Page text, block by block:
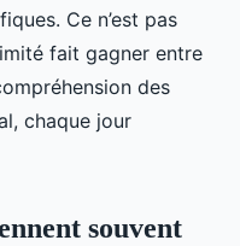
Ce n’est pas
fait gagner entre
des
chaque jour
souvent